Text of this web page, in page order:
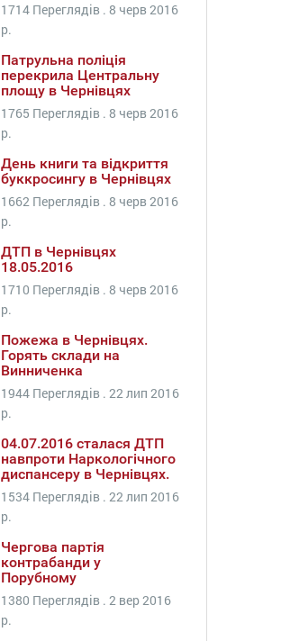
1714 Переглядів . 8 черв 2016
р.
Патрульна поліція
перекрила Центральну
площу в Чернівцях
1765 Переглядів . 8 черв 2016
р.
День книги та відкриття
буккросингу в Чернівцях
1662 Переглядів . 8 черв 2016
р.
ДТП в Чернівцях
18.05.2016
1710 Переглядів . 8 черв 2016
р.
Пожежа в Чернівцях.
Горять склади на
Винниченка
1944 Переглядів . 22 лип 2016
р.
04.07.2016 сталася ДТП
навпроти Наркологічного
диспансеру в Чернівцях.
1534 Переглядів . 22 лип 2016
р.
Чергова партія
контрабанди у
Порубному
1380 Переглядів . 2 вер 2016
р.